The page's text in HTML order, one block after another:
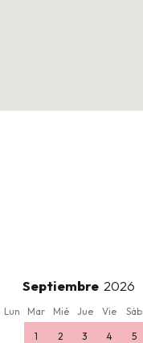
Septiembre
Lun Mar Mié Jue Vie Sáb
1 2 3 4 5